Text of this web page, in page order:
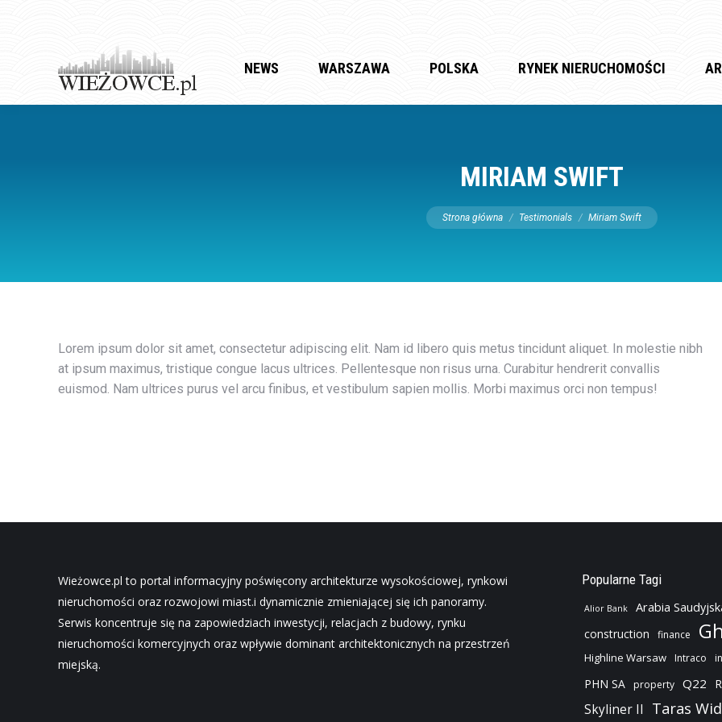
NEWS WARSZAWA POLSKA RYNEK NIERUCHOMOŚCI
MIRIAM SWIFT
Jesteś tutaj:
Strona główna Testimonials Miriam Swift
Lorem ipsum dolor sit amet, consectetur adipiscing elit. Nam id libero quis metus tincidunt aliquet. In molestie nibh
at ipsum maximus, tristique congue lacus ultrices. Pellentesque non risus urna. Curabitur hendrerit convallis
euismod. Nam ultrices purus vel arcu finibus, et vestibulum sapien mollis. Morbi maximus orci non tempus!
Wieżowce.pl to portal informacyjny poświęcony architekturze wysokościowej, rynkowi
nieruchomości oraz rozwojowi miast.i dynamicznie zmieniającej się ich panoramy.
Serwis koncentruje się na zapowiedziach inwestycji, relacjach z budowy, rynku
nieruchomości komercyjnych oraz wpływie dominant architektonicznych na przestrzeń
miejską.
Popularne Tagi
Alior Bank Arabia
construction finance
Highline Warsaw Intraco
PHN SA
property Q22
Skyliner II Taras